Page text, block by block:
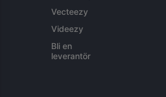
Vecteezy
Videezy
Bli en
leverantör